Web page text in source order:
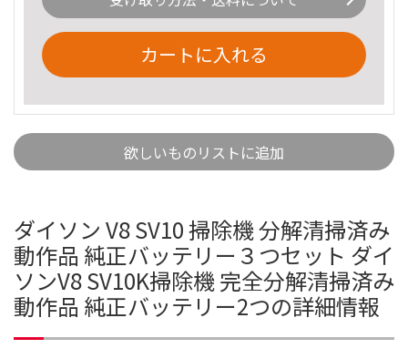
カートに入れる
欲しいものリストに追加
ダイソン V8 SV10 掃除機 分解清掃済み
動作品 純正バッテリー３つセット ダイ
ソンV8 SV10K掃除機 完全分解清掃済み
動作品 純正バッテリー2つの詳細情報